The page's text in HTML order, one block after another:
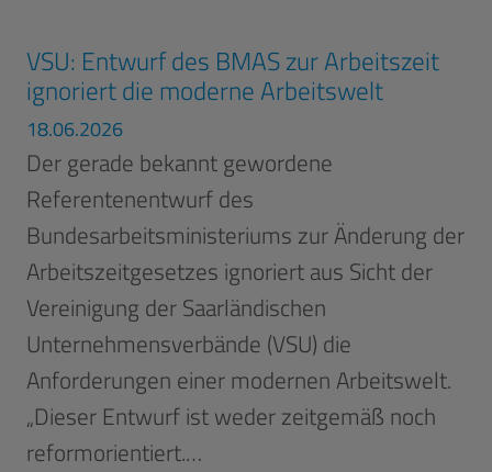
VSU: Entwurf des BMAS zur Arbeitszeit
ignoriert die moderne Arbeitswelt
18.06.2026
Der gerade bekannt gewordene
Referentenentwurf des
Bundesarbeitsministeriums zur Änderung der
Arbeitszeitgesetzes ignoriert aus Sicht der
Vereinigung der Saarländischen
Unternehmensverbände (VSU) die
Anforderungen einer modernen Arbeitswelt.
„Dieser Entwurf ist weder zeitgemäß noch
reformorientiert.…